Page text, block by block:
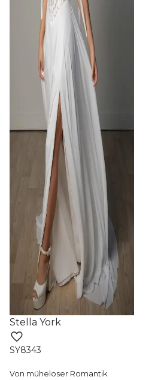
Stella York
SY8343
Von müheloser Romantik